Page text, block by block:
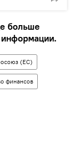
больше
(ЕС)
финансов